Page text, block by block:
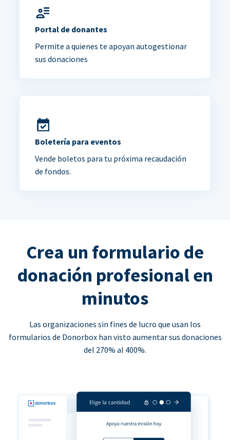
Portal de donantes
Permite a quienes te apoyan autogestionar
sus donaciones
Boletería para eventos
Vende boletos para tu próxima recaudación
de fondos.
Crea un formulario de
donación profesional en
minutos
Las organizaciones sin fines de lucro que usan los
formularios de Donorbox han visto aumentar sus donaciones
del 270% al 400%.